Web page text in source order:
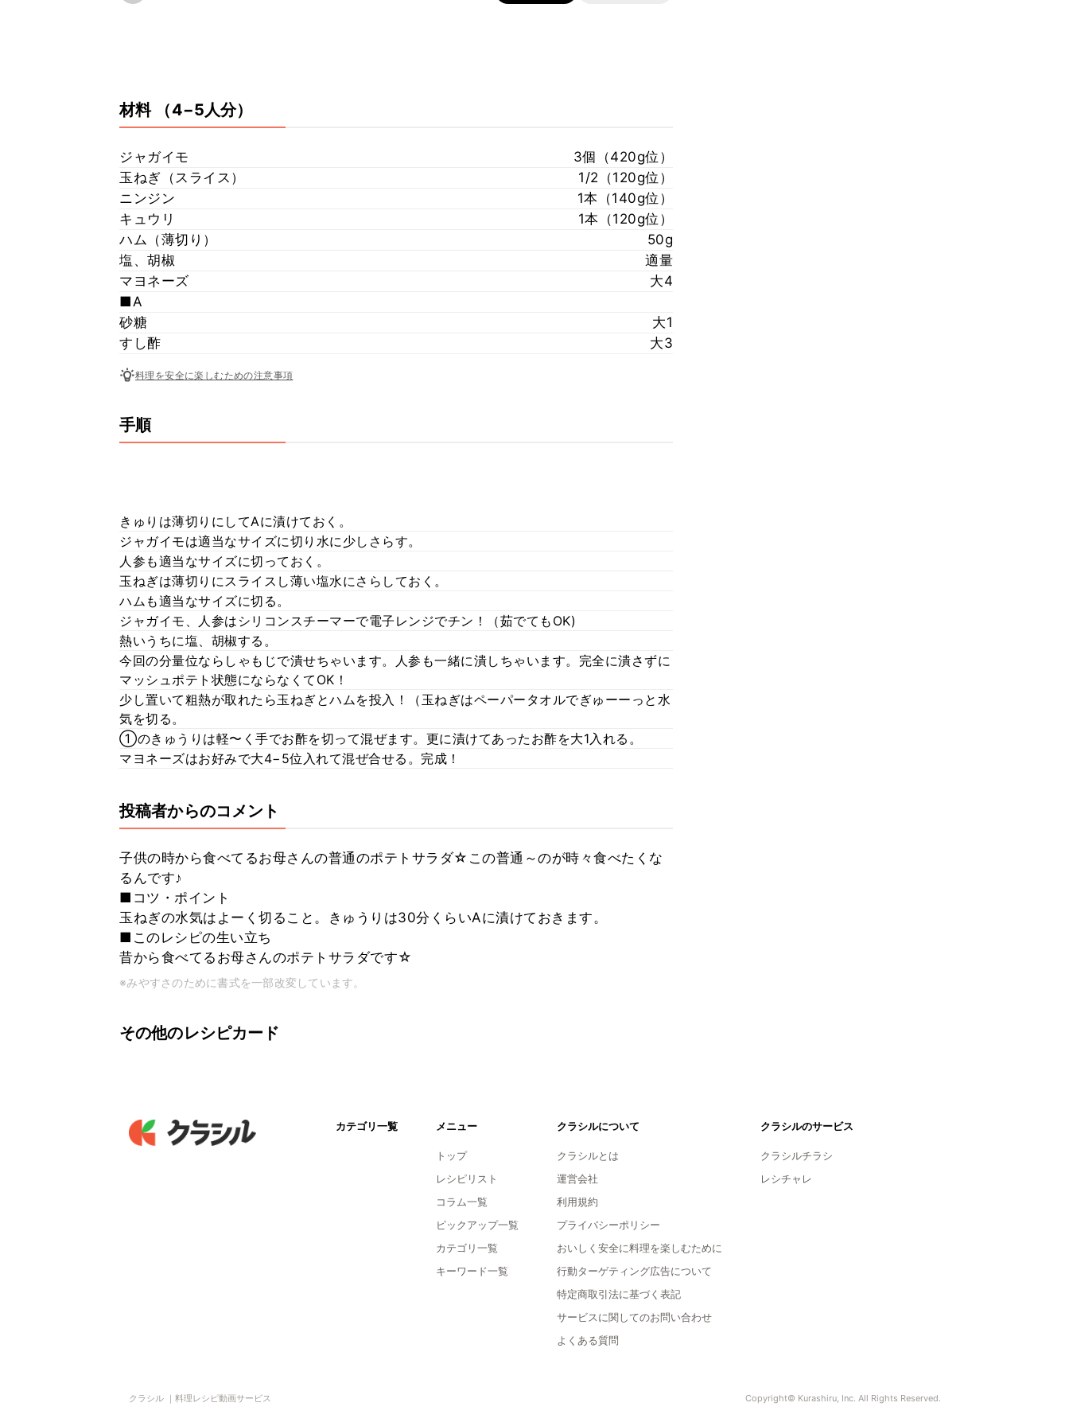
材料 （4−5人分）
ジャガイモ
3個（420g位）
玉ねぎ（スライス）
1/2（120g位）
ニンジン
1本（140g位）
キュウリ
1本（120g位）
ハム（薄切り）
50g
塩、胡椒
適量
マヨネーズ
大4
■A
砂糖
大1
すし酢
大3
料理を安全に楽しむための注意事項
手順
きゅりは薄切りにしてAに漬けておく。
ジャガイモは適当なサイズに切り水に少しさらす。
人参も適当なサイズに切っておく。
玉ねぎは薄切りにスライスし薄い塩水にさらしておく。
ハムも適当なサイズに切る。
ジャガイモ、人参はシリコンスチーマーで電子レンジでチン！（茹でてもOK)
熱いうちに塩、胡椒する。
今回の分量位ならしゃもじで潰せちゃいます。人参も一緒に潰しちゃいます。完全に潰さずに
マッシュポテト状態にならなくてOK！
少し置いて粗熱が取れたら玉ねぎとハムを投入！（玉ねぎはペーパータオルでぎゅーーっと水
気を切る。
①のきゅうりは軽〜く手でお酢を切って混ぜます。更に漬けてあったお酢を大1入れる。
マヨネーズはお好みで大4−5位入れて混ぜ合せる。完成！
投稿者からのコメント
子供の時から食べてるお母さんの普通のポテトサラダ☆この普通～のが時々食べたくな
るんです♪
■コツ・ポイント
玉ねぎの水気はよーく切ること。きゅうりは30分くらいAに漬けておきます。
■このレシピの生い立ち
昔から食べてるお母さんのポテトサラダです☆
※みやすさのために書式を一部改変しています。
その他のレシピカード
カテゴリ一覧 メニュー
トップ
レシピリスト
コラム一覧
ピックアップ一覧
カテゴリ一覧
キーワード一覧
クラシルについて
クラシルとは
運営会社
利用規約
プライバシーポリシー
おいしく安全に料理を楽しむために
行動ターゲティング広告について
特定商取引法に基づく表記
サービスに関してのお問い合わせ
よくある質問
クラシルのサービス
クラシルチラシ
レシチャレ
クラシル ｜料理レシピ動画サービス Copyright© Kurashiru, Inc. All Rights Reserved.